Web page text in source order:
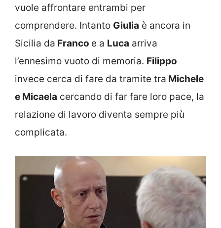
vuole affrontare entrambi per
comprendere. Intanto Giulia è ancora in
Sicilia da Franco e a Luca arriva
l’ennesimo vuoto di memoria. Filippo
invece cerca di fare da tramite tra Michele
e Micaela cercando di far fare loro pace, la
relazione di lavoro diventa sempre più
complicata.